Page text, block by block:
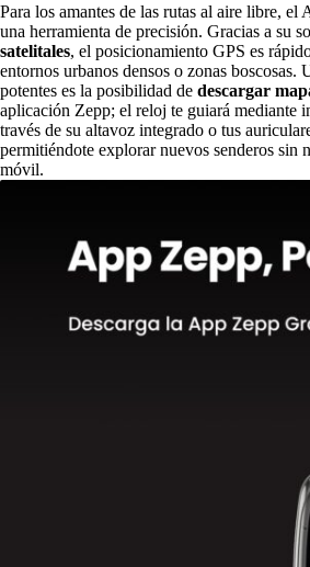
Para los amantes de las rutas al aire libre, el
una herramienta de precisión. Gracias a su
satelitales, el posicionamiento GPS es
entornos urbanos densos o zonas boscosas.
potentes es la posibilidad de descargar
aplicación Zepp; el reloj te guiará mediante
través de su altavoz integrado o tus
permitiéndote explorar nuevos senderos sin
móvil.